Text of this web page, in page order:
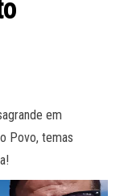
em
Povo, temas